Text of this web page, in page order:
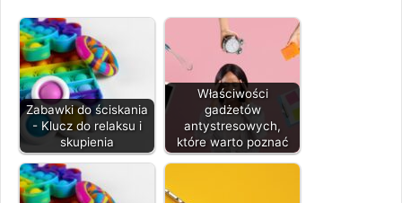
Zabawki do ściskania
- Klucz do relaksu i
skupienia
Właściwości
gadżetów
antystresowych,
które warto poznać